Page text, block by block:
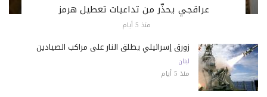
عراقجي يحذّر من تداعيات تعطيل هرمز
منذ 5 أيام
زورق إسرائيلي يطلق النار على مراكب الصيادين
لبنان
منذ 5 أيام